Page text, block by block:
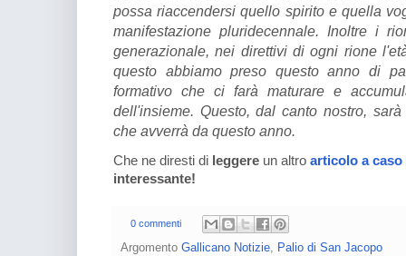
possa riaccendersi quello spirito e quella
manifestazione pluridecennale. Inoltre i
generazionale, nei direttivi di ogni rione
questo abbiamo preso questo anno di
formativo che ci farà maturare e
dell'insieme. Questo, dal canto nostro,
che avverrà da questo anno.
Che ne diresti di leggere un altro articolo a caso
interessante!
0 commenti
Argomento Gallicano Notizie, Palio di San Jacopo